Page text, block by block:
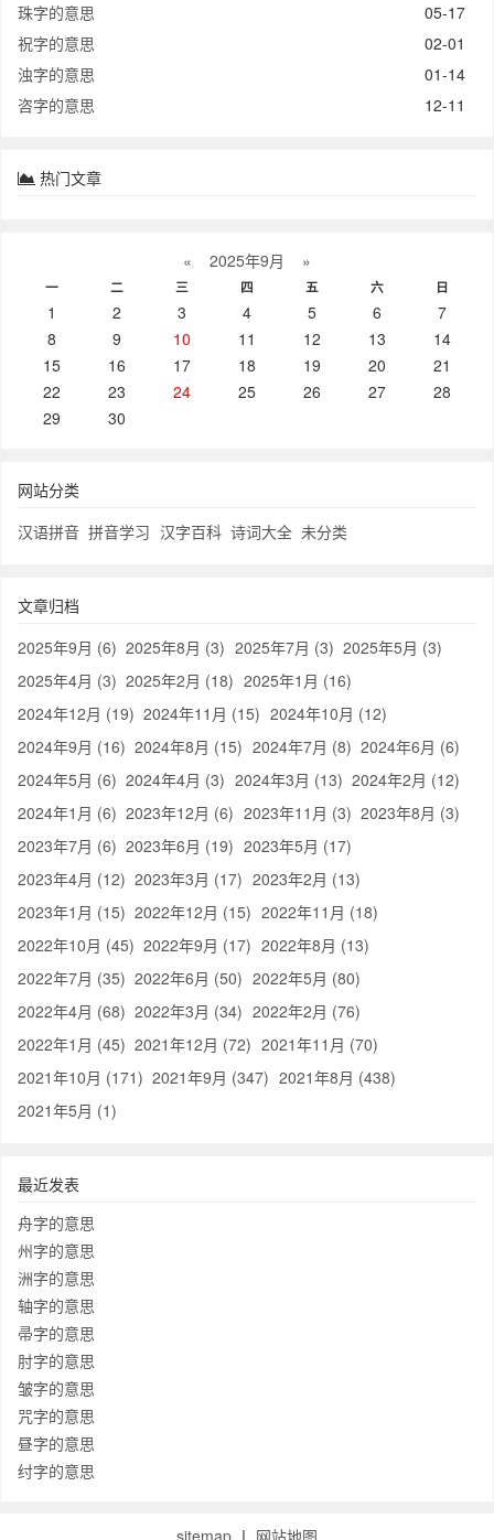
05-17
珠字的意思
02-01
祝字的意思
01-14
浊字的意思
12-11
咨字的意思
热门文章
« 2025年9月 »
一 二 三 四 五 六 日
1 2 3 4 5 6
7
8
9 10 11 12 13
14
15
16 17 18 19 20
21
22
23 24 25 26 27
28
29
30
网站分类
汉语拼音 拼音学习 汉字百科 诗词大全 未分类
文章归档
2025年9月 (6) 2025年8月 (3) 2025年7月 (3) 2025年5月 (3)
2025年4月 (3) 2025年2月 (18) 2025年1月 (16)
2024年12月 (19) 2024年11月 (15) 2024年10月 (12)
2024年9月 (16) 2024年8月 (15) 2024年7月 (8) 2024年6月 (6)
2024年5月 (6) 2024年4月 (3) 2024年3月 (13) 2024年2月 (12)
2024年1月 (6) 2023年12月 (6) 2023年11月 (3) 2023年8月 (3)
2023年7月 (6) 2023年6月 (19) 2023年5月 (17)
2023年4月 (12) 2023年3月 (17) 2023年2月 (13)
2023年1月 (15) 2022年12月 (15) 2022年11月 (18)
2022年10月 (45) 2022年9月 (17) 2022年8月 (13)
2022年7月 (35) 2022年6月 (50) 2022年5月 (80)
2022年4月 (68) 2022年3月 (34) 2022年2月 (76)
2022年1月 (45) 2021年12月 (72) 2021年11月 (70)
2021年10月 (171) 2021年9月 (347) 2021年8月 (438)
2021年5月 (1)
最近发表
舟字的意思
州字的意思
洲字的意思
轴字的意思
帚字的意思
肘字的意思
皱字的意思
咒字的意思
昼字的意思
纣字的意思
sitemap 丨 网站地图